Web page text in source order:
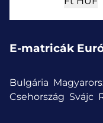
E-matricák
Bulgária
Csehország Svájc